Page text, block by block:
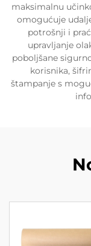
maksimalnu
omogućuje
potrošnji i
upravljanje
poboljšane
korisnika,
štampanje s